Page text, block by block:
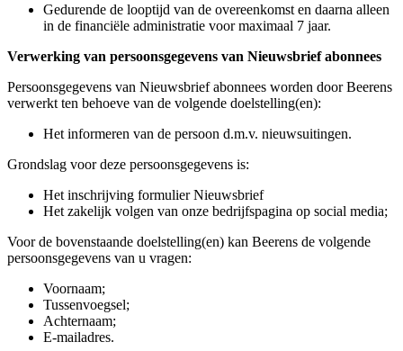
Gedurende de looptijd van de overeenkomst en daarna alleen
in de financiële administratie voor maximaal 7 jaar.
Verwerking van persoonsgegevens van Nieuwsbrief abonnees
Persoonsgegevens van Nieuwsbrief abonnees worden door Beerens
verwerkt ten behoeve van de volgende doelstelling(en):
Het informeren van de persoon d.m.v. nieuwsuitingen.
Grondslag voor deze persoonsgegevens is:
Het inschrijving formulier Nieuwsbrief
Het zakelijk volgen van onze bedrijfspagina op social media;
Voor de bovenstaande doelstelling(en) kan Beerens de volgende
persoonsgegevens van u vragen:
Voornaam;
Tussenvoegsel;
Achternaam;
E-mailadres.